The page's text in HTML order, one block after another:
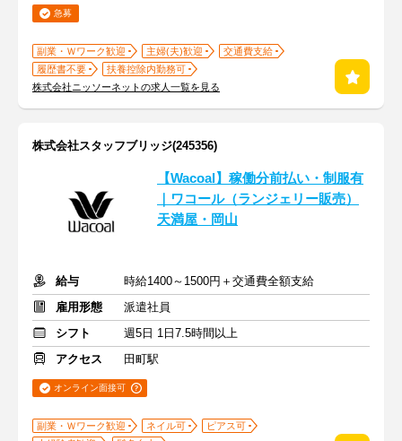
急募
副業・Ｗワーク歓迎 主婦(夫)歓迎
交通費支給
履歴書不要
扶養控除内勤務可
株式会社ニッソーネットの求人一覧を見る
株式会社スタッフブリッジ(245356)
【Wacoal】稼働分前払い・制服有
｜ワコール（ランジェリー販売）
天満屋・岡山
給与
時給1400～1500円＋交通費全額支給
雇用形態
派遣社員
シフト
週5日 1日7.5時間以上
アクセス
田町駅
オンライン面接可
副業・Ｗワーク歓迎 ネイル可
ピアス可